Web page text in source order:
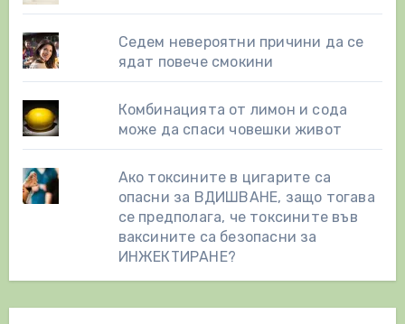
Седем невероятни причини да се
ядат повече смокини
Комбинацията от лимон и сода
може да спаси човешки живот
Ако токсините в цигарите са
опасни за ВДИШВАНЕ, защо тогава
се предполага, че токсините във
ваксините са безопасни за
ИНЖЕКТИРАНЕ?